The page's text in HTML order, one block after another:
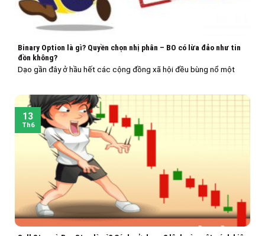
Binary Option là gì? Quyền chọn nhị phân – BO có lừa đảo như tin
đồn không?
Dạo gần đây ở hầu hết các cộng đồng xã hội đều bùng nổ một
13
Th6